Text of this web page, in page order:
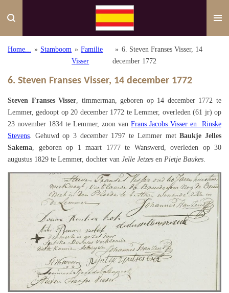
direct
de
Home... » Stamboom » Familie
Visser
» 6. Steven Franses Visser, 14
december 1772
6. Steven Franses Visser, 14 december 1772
Steven Franses Visser, timmerman, geboren op 14 december 1772 te
Lemmer, gedoopt op 20 december 1772 te Lemmer, overleden (61 jr) op
23 november 1834 te Lemmer, zoon van Frans Jacobs Visser en Rinske
Stevens. Gehuwd op 3 december 1797 te Lemmer metBaukje Jelles
Sakema, geboren op 1 maart 1777 te Wanswerd, overleden op 30
augustus 1829 te Lemmer, dochter van Jelle Jetzes en Pietje Baukes.